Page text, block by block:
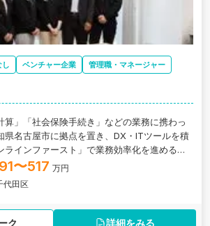
し ベンチャー企業
管理職・マネージャー
算」「社会保険手続き」などの業務に携わっ
県名古屋市に拠点を置き、DX・ITツールを積
ラインファースト」で業務効率化を進める成
。充実した教育体制のもと、事務処理だけで
などにもチャレンジできる環境が整っていま
〜517 万円
代田区
ク 詳細をみる